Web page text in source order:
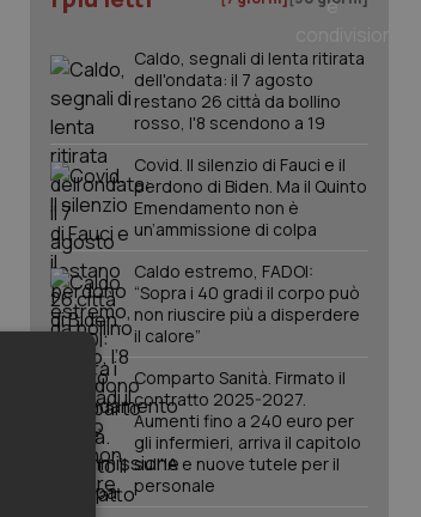
Caldo, segnali di lenta ritirata
dell'ondata: il 7 agosto
restano 26 città da bollino
rosso, l'8 scendono a 19
Covid. Il silenzio di Fauci e il
perdono di Biden. Ma il Quinto
Emendamento non è
un’ammissione di colpa
Caldo estremo, FADOI:
“Sopra i 40 gradi il corpo può
non riuscire più a disperdere
il calore”
Comparto Sanità. Firmato il
contratto 2025-2027.
Aumenti fino a 240 euro per
gli infermieri, arriva il capitolo
sull'IA e nuove tutele per il
personale